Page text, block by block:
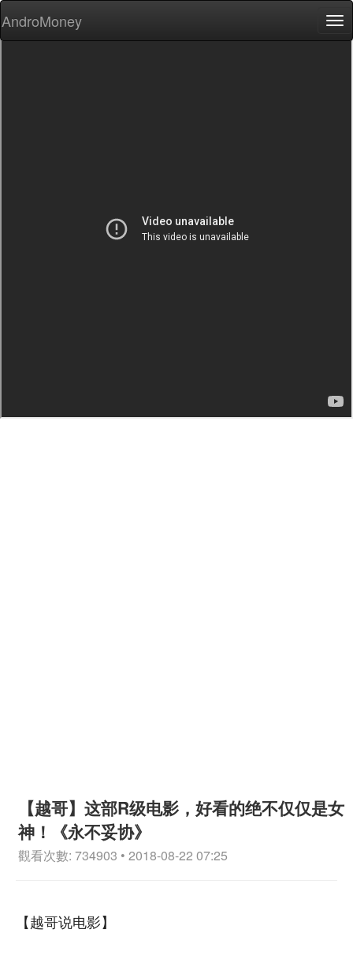
AndroMoney
【越哥】这部R级电影，好看的绝不仅仅是女
神！《永不妥协》
觀看次數: 734903 • 2018-08-22 07:25
【越哥说电影】